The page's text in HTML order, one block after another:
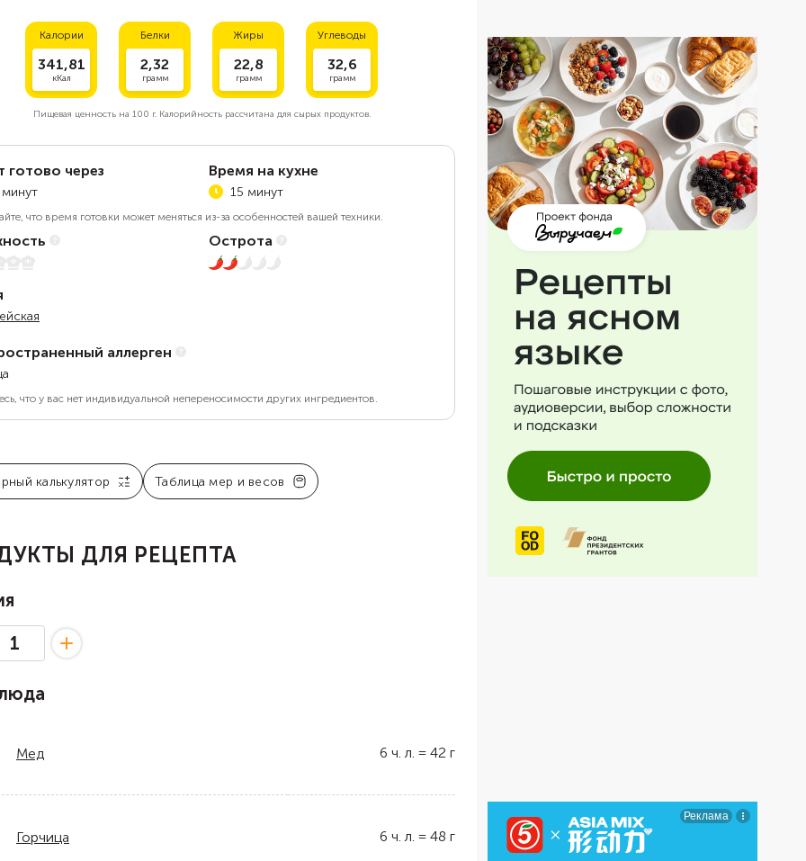
Калории
341,81
кКал
Белки
2,32
грамм
Жиры
22,8
грамм
Углеводы
32,6
грамм
Пищевая ценность на 100 г.Калорийность рассчитана для сырых продуктов.
готово через Время на кухне
15 минут
что время готовки может меняться из-за особенностей вашей техники.
Острота
2 из 5
аллерген
что у вас нет индивидуальной непереносимости других ингредиентов.
калькулятор Таблица мер и весов
ДЛЯ РЕЦЕПТА
Мед 6 ч. л. = 42 г
Горчица 6 ч. л. = 48 г